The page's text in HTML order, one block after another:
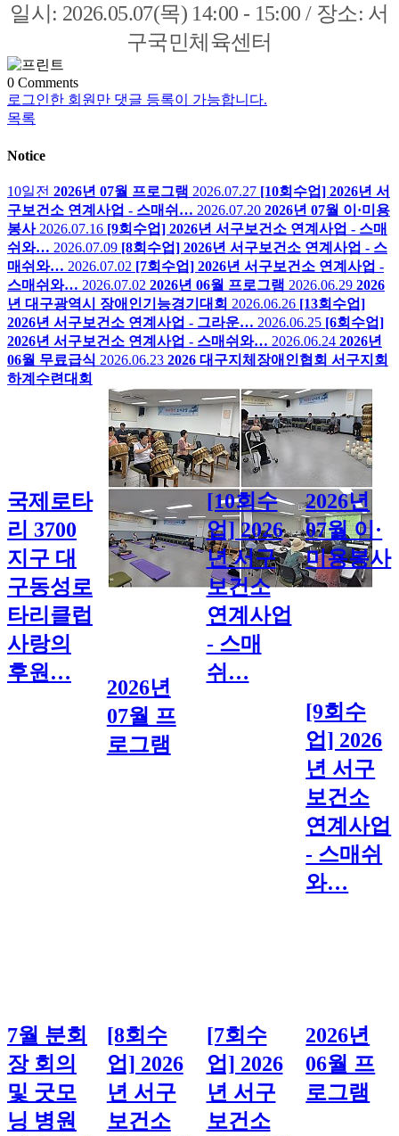
일시: 2026.05.07(목) 14:00 - 15:00 / 장소: 서
구국민체육센터
0 Comments
로그인한 회원만 댓글 등록이 가능합니다.
목록
Notice
10일전 2026년 07월 프로그램 2026.07.27 [10회수업] 2026년 서
구보건소 연계사업 - 스매쉬… 2026.07.20 2026년 07월 이·미용
봉사 2026.07.16 [9회수업] 2026년 서구보건소 연계사업 - 스매
쉬와… 2026.07.09 [8회수업] 2026년 서구보건소 연계사업 - 스
매쉬와… 2026.07.02 [7회수업] 2026년 서구보건소 연계사업 -
스매쉬와… 2026.07.02 2026년 06월 프로그램 2026.06.29 2026
년 대구광역시 장애인기능경기대회 2026.06.26 [13회수업]
2026년 서구보건소 연계사업 - 그라운… 2026.06.25 [6회수업]
2026년 서구보건소 연계사업 - 스매쉬와… 2026.06.24 2026년
06월 무료급식 2026.06.23 2026 대구지체장애인협회 서구지회
하계수련대회
국제로타
리 3700
지구 대
구동성로
타리클럽
사랑의
후원…
2026년
07월 프
로그램
[10회수
업] 2026
년 서구
보건소
연계사업
- 스매
쉬…
2026년
07월 이·
미용봉사
[9회수
업] 2026
년 서구
보건소
연계사업
- 스매쉬
와…
7월 분회
장 회의
및 굿모
닝 병원
[8회수
업] 2026
년 서구
보건소
[7회수
업] 2026
년 서구
보건소
2026년
06월 프
로그램